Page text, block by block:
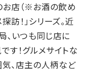
店（※お酒の飲め
訪！」シリーズ。近
、いつも同じ店に
す！グルメサイトな
、店主の人柄など